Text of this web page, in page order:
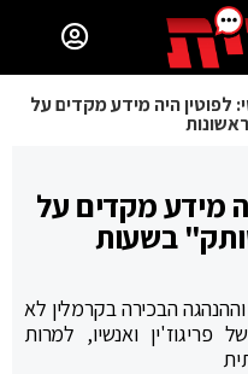
לפוטין היה מידע מקדים על
מידע מקדים על
בשעות
וההנהגה הבכירה בקרמלין לא
ואנשיו, למרות